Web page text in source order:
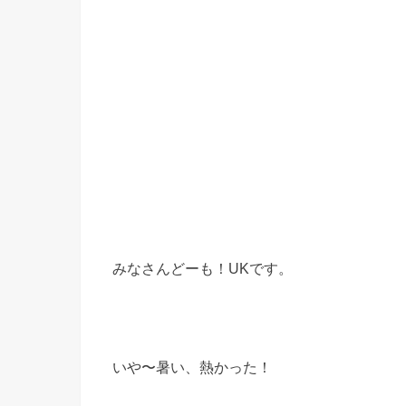
みなさんどーも！UKです。
いや〜暑い、熱かった！